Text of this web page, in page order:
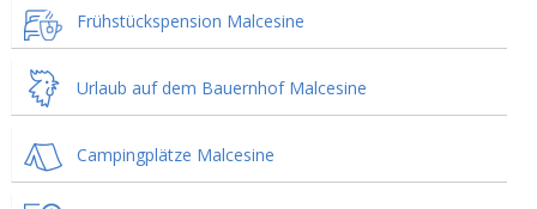
Frühstückspension Malcesine
Urlaub auf dem Bauernhof Malcesine
Campingplätze Malcesine